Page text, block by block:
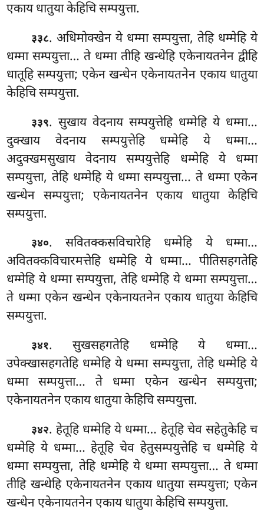
एकाय धातुया केहिचि सम्पयुत्ता.
३३८. अधिमोक्खेन ये धम्मा सम्पयुत्ता, तेहि धम्मेहि ये
धम्मा सम्पयुत्ता… ते धम्मा तीहि खन्धेहि एकेनायतनेन द्वीहि
धातूहि सम्पयुत्ता; एकेन खन्धेन एकेनायतनेन एकाय धातुया
केहिचि सम्पयुत्ता.
३३९. सुखाय वेदनाय सम्पयुत्तेहि धम्मेहि ये धम्मा…
दुक्खाय वेदनाय सम्पयुत्तेहि धम्मेहि ये धम्मा…
अदुक्खमसुखाय वेदनाय सम्पयुत्तेहि धम्मेहि ये धम्मा
सम्पयुत्ता, तेहि धम्मेहि ये धम्मा सम्पयुत्ता… ते धम्मा एकेन
खन्धेन सम्पयुत्ता; एकेनायतनेन एकाय धातुया केहिचि
सम्पयुत्ता.
३४०. सवितक्कसविचारेहि धम्मेहि ये धम्मा…
अवितक्कविचारमत्तेहि धम्मेहि ये धम्मा… पीतिसहगतेहि
धम्मेहि ये धम्मा सम्पयुत्ता, तेहि धम्मेहि ये धम्मा सम्पयुत्ता…
ते धम्मा एकेन खन्धेन एकेनायतनेन एकाय धातुया केहिचि
सम्पयुत्ता.
३४१. सुखसहगतेहि धम्मेहि ये धम्मा…
उपेक्खासहगतेहि धम्मेहि ये धम्मा सम्पयुत्ता, तेहि धम्मेहि ये
धम्मा सम्पयुत्ता… ते धम्मा एकेन खन्धेन सम्पयुत्ता;
एकेनायतनेन एकाय धातुया केहिचि सम्पयुत्ता.
३४२. हेतूहि धम्मेहि ये धम्मा… हेतूहि चेव सहेतुकेहि च
धम्मेहि ये धम्मा… हेतूहि चेव हेतुसम्पयुत्तेहि च धम्मेहि ये
धम्मा सम्पयुत्ता, तेहि धम्मेहि ये धम्मा सम्पयुत्ता… ते धम्मा
तीहि खन्धेहि एकेनायतनेन एकाय धातुया सम्पयुत्ता; एकेन
खन्धेन एकेनायतनेन एकाय धातुया केहिचि सम्पयुत्ता.